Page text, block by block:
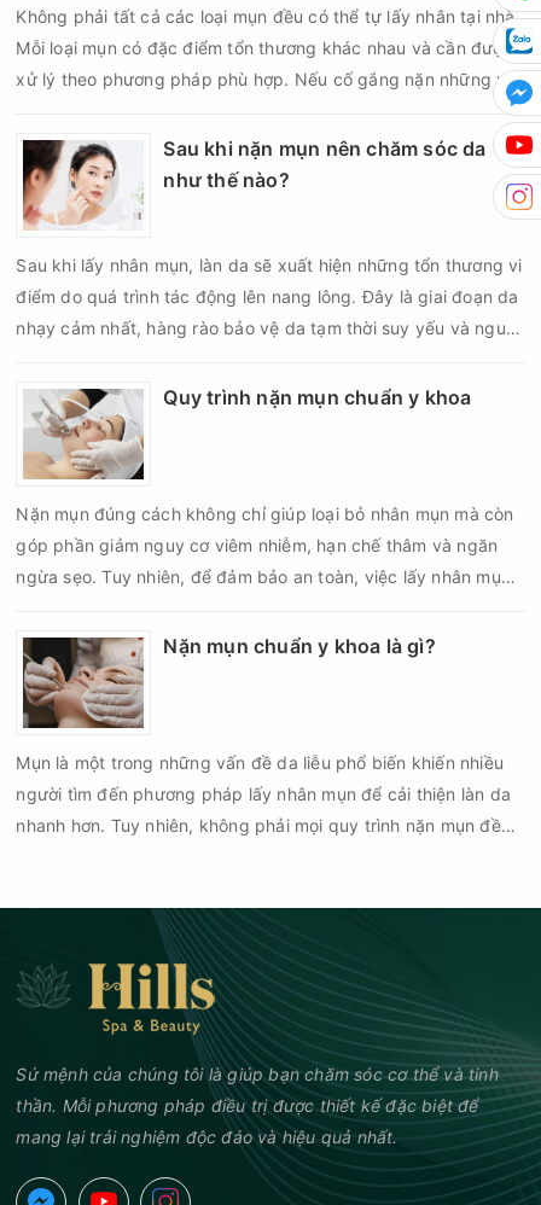
phục hồi của da.
Không phải tất cả các loại mụn đều có thể tự lấy nhân tại nhà.
Mỗi loại mụn có đặc điểm tổn thương khác nhau và cần được
xử lý theo phương pháp phù hợp. Nếu cố gắng nặn những nốt
mụn không đúng chỉ định, bạn có thể khiến tình trạng viêm trở
nên nghiêm trọng hơn, làm tăng nguy cơ nhiễm trùng, để lại
thâm hoặc sẹo khó phục hồi.
Sau khi nặn mụn nên chăm sóc da
như thế nào?
Sau khi lấy nhân mụn, làn da sẽ xuất hiện những tổn thương vi
điểm do quá trình tác động lên nang lông. Đây là giai đoạn da
nhạy cảm nhất, hàng rào bảo vệ da tạm thời suy yếu và nguy
nếu chăm sóc không đúng cách. Chính vì vậy, việc chăm sóc
da sau nặn mụn không chỉ giúp vùng da hồi phục nhanh hơn
mà còn góp phần giảm nguy cơ tái phát mụn và hạn chế các
biến chứng về sau.
Quy trình nặn mụn chuẩn y khoa
Nặn mụn đúng cách không chỉ giúp loại bỏ nhân mụn mà còn
góp phần giảm nguy cơ viêm nhiễm, hạn chế thâm và ngăn
ngừa sẹo. Tuy nhiên, để đảm bảo an toàn, việc lấy nhân mụn
đủ các bước vô khuẩn và chăm sóc sau điều trị.
Nặn mụn chuẩn y khoa là gì?
Mụn là một trong những vấn đề da liễu phổ biến khiến nhiều
người tìm đến phương pháp lấy nhân mụn để cải thiện làn da
nhanh hơn. Tuy nhiên, không phải mọi quy trình nặn mụn đều
có thể đối mặt với nguy cơ viêm nhiễm, thâm sau mụn và thậm
chí là sẹo rỗ. Vậy nặn mụn chuẩn y khoa là gì và một quy trình
đạt tiêu chuẩn cần đáp ứng những yêu cầu nào?
Sứ mệnh của chúng tôi là giúp bạn chăm sóc cơ thể và tinh
thần. Mỗi phương pháp điều trị được thiết kế đặc biệt để
mang lại trải nghiệm độc đáo và hiệu quả nhất.